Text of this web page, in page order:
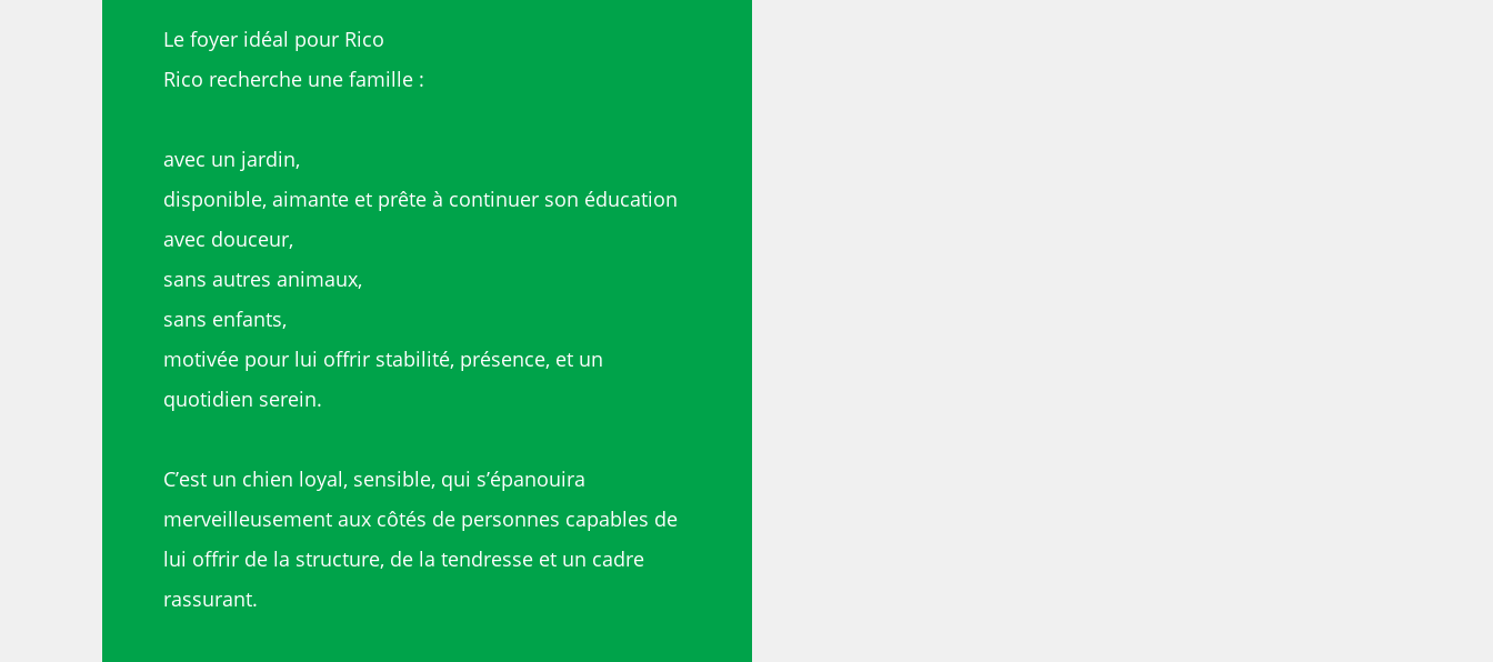
Le foyer idéal pour Rico
Rico recherche une famille :
avec un jardin,
disponible, aimante et prête à continuer son éducation
avec douceur,
sans autres animaux,
sans enfants,
motivée pour lui offrir stabilité, présence, et un
quotidien serein.
C’est un chien loyal, sensible, qui s’épanouira
merveilleusement aux côtés de personnes capables de
lui offrir de la structure, de la tendresse et un cadre
rassurant.